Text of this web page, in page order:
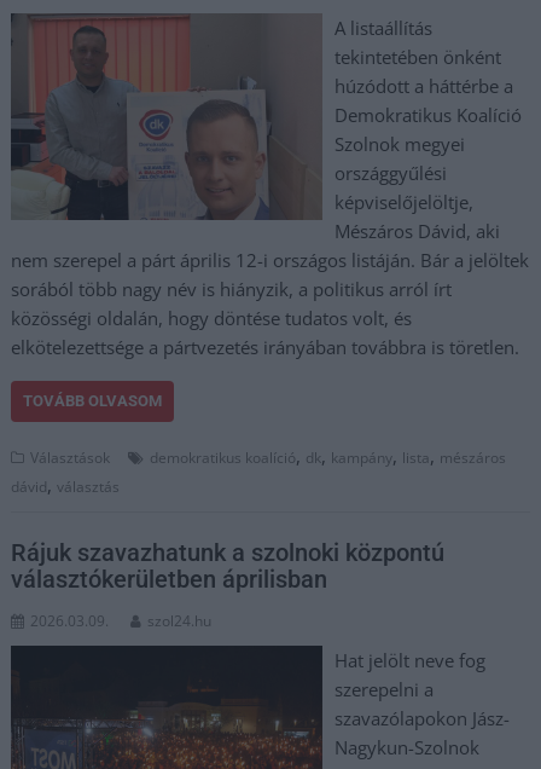
A listaállítás
tekintetében önként
húzódott a háttérbe a
Demokratikus Koalíció
Szolnok megyei
országgyűlési
képviselőjelöltje,
Mészáros Dávid, aki
nem szerepel a párt április 12-i országos listáján. Bár a jelöltek
sorából több nagy név is hiányzik, a politikus arról írt
közösségi oldalán, hogy döntése tudatos volt, és
elkötelezettsége a pártvezetés irányában továbbra is töretlen.
TOVÁBB OLVASOM
Választások demokratikus koalíció, dk, kampány, lista, mészáros
dávid,választás
Rájuk szavazhatunk a szolnoki központú
választókerületben áprilisban
2026.03.09. szol24.hu
Hat jelölt neve fog
szerepelni a
szavazólapokon Jász-
Nagykun-Szolnok